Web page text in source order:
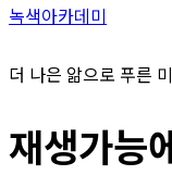
녹색아카데미
더 나은 앎으로 푸른
재생가능